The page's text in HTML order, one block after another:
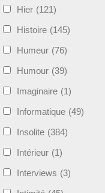
Hier (121)
Histoire (145)
Humeur (76)
Humour (39)
Imaginaire (1)
Informatique (49)
Insolite (384)
Intérieur (1)
Interviews (3)